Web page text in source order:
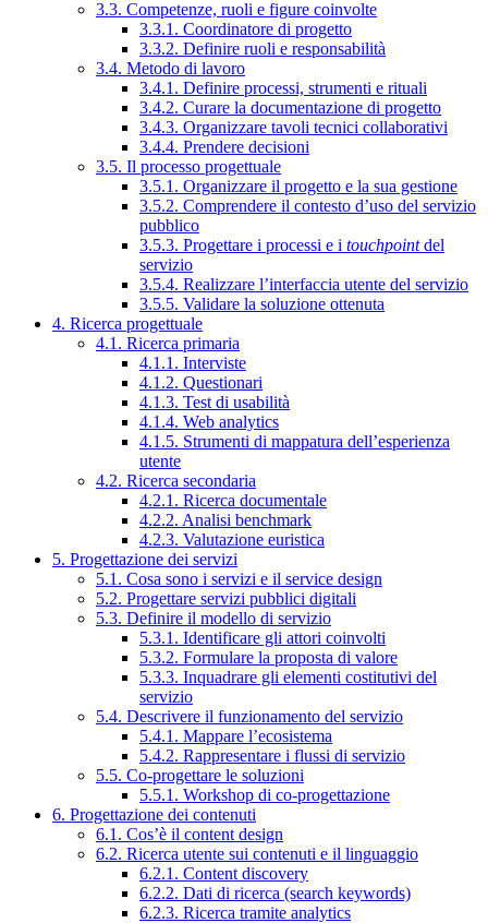
3.3. Competenze, ruoli e figure coinvolte
3.3.1. Coordinatore di progetto
3.3.2. Definire ruoli e responsabilità
3.4. Metodo di lavoro
3.4.1. Definire processi, strumenti e rituali
3.4.2. Curare la documentazione di progetto
3.4.3. Organizzare tavoli tecnici collaborativi
3.4.4. Prendere decisioni
3.5. Il processo progettuale
3.5.1. Organizzare il progetto e la sua gestione
3.5.2. Comprendere il contesto d’uso del servizio
pubblico
3.5.3. Progettare i processi e i touchpointdel
servizio
3.5.4. Realizzare l’interfaccia utente del servizio
3.5.5. Validare la soluzione ottenuta
4. Ricerca progettuale
4.1. Ricerca primaria
4.1.1. Interviste
4.1.2. Questionari
4.1.3. Test di usabilità
4.1.4. Web analytics
4.1.5. Strumenti di mappatura dell’esperienza
utente
4.2. Ricerca secondaria
4.2.1. Ricerca documentale
4.2.2. Analisi benchmark
4.2.3. Valutazione euristica
5. Progettazione dei servizi
5.1. Cosa sono i servizi e il service design
5.2. Progettare servizi pubblici digitali
5.3. Definire il modello di servizio
5.3.1. Identificare gli attori coinvolti
5.3.2. Formulare la proposta di valore
5.3.3. Inquadrare gli elementi costitutivi del
servizio
5.4. Descrivere il funzionamento del servizio
5.4.1. Mappare l’ecosistema
5.4.2. Rappresentare i flussi di servizio
5.5. Co-progettare le soluzioni
5.5.1. Workshop di co-progettazione
6. Progettazione dei contenuti
6.1. Cos’è il content design
6.2. Ricerca utente sui contenuti e il linguaggio
6.2.1. Content discovery
6.2.2. Dati di ricerca (search keywords)
6.2.3. Ricerca tramite analytics